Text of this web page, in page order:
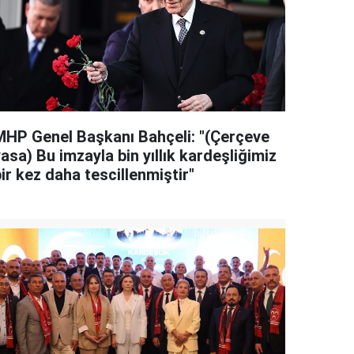
Genel Başkanı Bahçeli: "(Çerçeve
Bu imzayla bin yıllık kardeşliğimiz
kez daha tescillenmiştir"